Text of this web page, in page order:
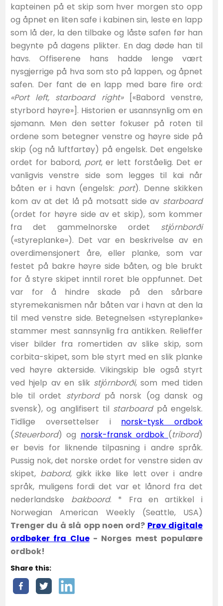
kapteinen på et skip som hver morgen sto opp
og åpnet en liten safe i kabinen sin, leste en lapp
som lå der, la den tilbake og låste safen før han
begynte på dagens plikter. En dag døde han til
havs. Offiserene hans hadde lenge vært
nysgjerrige på hva som sto på lappen, og åpnet
safen. Der fant de en lapp med bare fire ord:
«Port left, starboard right»
[«Babord venstre,
styrbord høyre»]. Historien er usannsynlig om en
sjømann. Men den setter fokuser på roten til
ordene som betegner venstre og høyre side på
skip (og nå luftfartøy) på engelsk. Det engelske
ordet for babord, port, er lett forståelig. Det er
vanligvis venstre side som legges til kai når
båten er i havn (engelsk: port). Denne skikken
kom av at det lå på motsatt side av starboard
(ordet for høyre side av et skip), som kommer
fra det gammelnorske ordet stjόrnborði
(«styreplanke»). Det var en beskrivelse av en
overdimensjonert åre, eller planke, som var
festet på bakre høyre side båten, og ble brukt
for å styre skipet inntil roret ble oppfunnet. Det
var for å hindre skade på den sårbare
styremekanismen når båten var i havn at den la
til med venstre side. Betegnelsen «styreplanke»
stammer mest sannsynlig fra antikken. Relieffer
viser bilder fra romertiden av slike skip, som
corbita-skipet, som ble styrt med en slik planke
ved høyre akterside. Vikingskip ble også styrt
ved hjelp av en slik stjόrnborði, som med tiden
ble til ordet styrbordpå norsk (og dansk og
svensk), og anglifisert til starboardpå engelsk.
Tidlige oversettelser i norsk-tysk ordbok
(Steuerbord) og norsk-fransk ordbok (tribord)
er bevis for liknende tilpasning i andre språk.
Pussig nok, det norske ordet for venstre siden av
skipet, babord, gikk ikke like lett over i andre
språk, muligens fordi det var et lånord fra det
nederlandske bakboord. * Fra en artikkel i
Norwegian American Weekly (Seattle, USA)
Trenger du å slå opp noen ord? Prøv digitale
ordbøker fra Clue- Norges mest populære
ordbok!
Share this: